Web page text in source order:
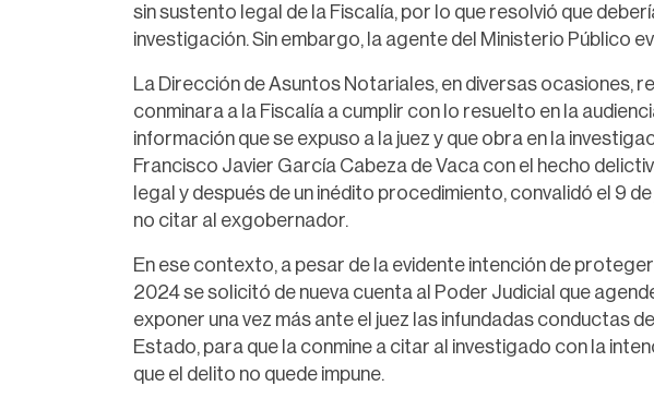
sin sustento legal de la Fiscalía, por lo que resolvió que
investigación. Sin embargo, la agente del Ministerio Público
La Dirección de Asuntos Notariales, en diversas ocasiones,
conminara a la Fiscalía a cumplir con lo resuelto en la
información que se expuso a la juez y que obra en la
Francisco Javier García Cabeza de Vaca con el hecho
legal y después de un inédito procedimiento, convalidó el 9
no citar al exgobernador.
En ese contexto, a pesar de la evidente intención de
2024 se solicitó de nueva cuenta al Poder Judicial que
exponer una vez más ante el juez las infundadas conductas
Estado, para que la conmine a citar al investigado con la
que el delito no quede impune.